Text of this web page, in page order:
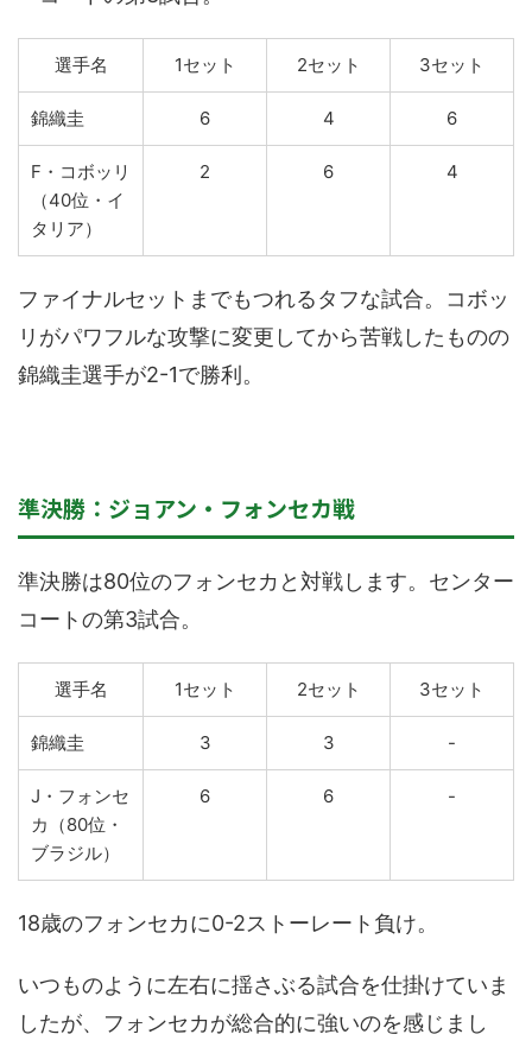
選手名 1セット 2セット 3セット
錦織圭 6 4 6
F・コボッリ
（40位・イ
タリア）
2 6 4
ファイナルセットまでもつれるタフな試合。コボッ
リがパワフルな攻撃に変更してから苦戦したものの
錦織圭選手が2-1で勝利。
準決勝：ジョアン・フォンセカ戦
準決勝は80位のフォンセカと対戦します。センター
コートの第3試合。
選手名 1セット 2セット 3セット
錦織圭 3 3 -
J・フォンセ
カ（80位・
ブラジル）
6 6 -
18歳のフォンセカに0-2ストーレート負け。
いつものように左右に揺さぶる試合を仕掛けていま
したが、フォンセカが総合的に強いのを感じまし